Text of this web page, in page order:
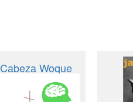
Cabeza Woque